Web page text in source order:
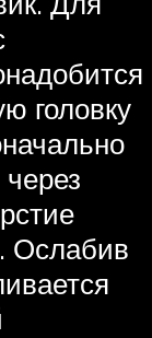
головку
Ослабив